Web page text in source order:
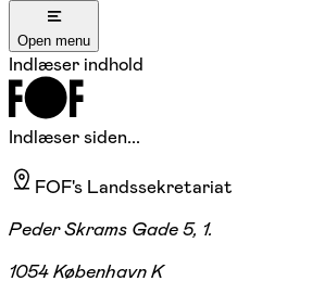
Open menu
Indlæser indhold
Indlæser siden...
FOF's Landssekretariat
Peder Skrams Gade 5, 1.
1054 København K